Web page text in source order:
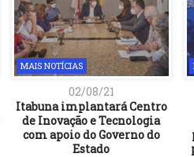
MAIS NOTÍCIAS
02/08/21
Itabuna implantará Centro
de Inovação e Tecnologia
com apoio do Governo do
Estado